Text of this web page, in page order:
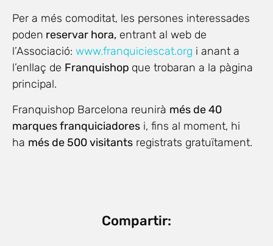
Per a més comoditat, les persones interessades
poden reservar hora, entrant al web de
l’Associació: www.franquiciescat.org i anant a
l’enllaç de Franquishop que trobaran a la pàgina
principal.
Franquishop Barcelona reunirà més de 40
marques franquiciadores i, fins al moment, hi
ha més de 500 visitants registrats gratuïtament.
Compartir: